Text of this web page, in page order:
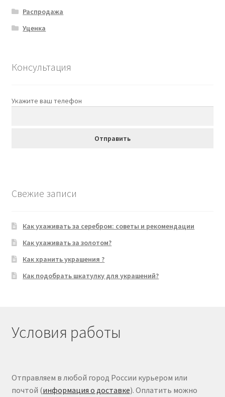
Распродажа
Уценка
Консультация
Укажите ваш телефон
Свежие записи
Как ухаживать за серебром: советы и рекомендации
Как ухаживать за золотом?
Как хранить украшения ?
Как подобрать шкатулку для украшений?
Условия работы
Отправляем в любой город России курьером или
почтой (информация о доставке). Оплатить можно